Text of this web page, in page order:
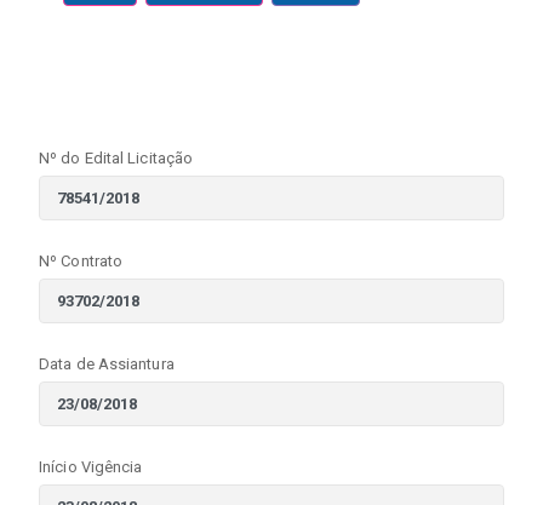
Nº do Edital Licitação
Nº Contrato
Data de Assiantura
Início Vigência